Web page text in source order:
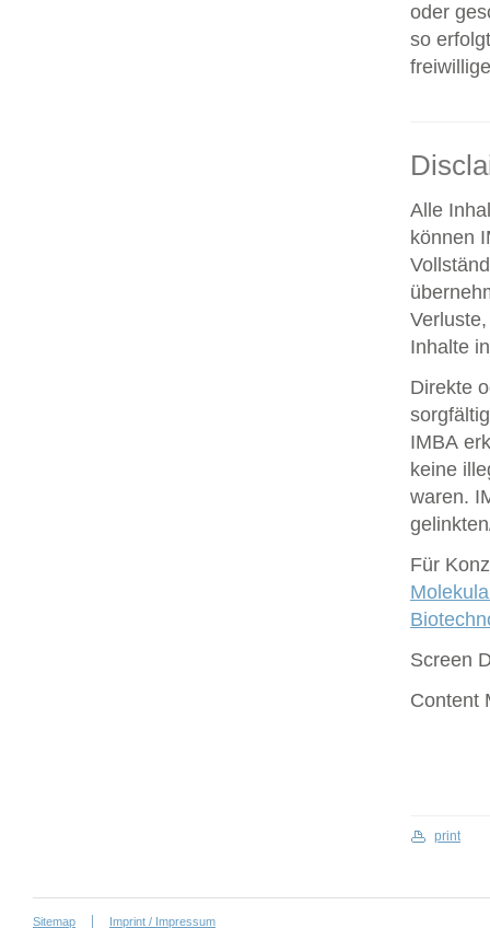
oder
so
Alle
können
Inhalte
Direkte
IMBA
keine
waren.
Für
Screen
Content
print
Sitemap Imprint / Impressum